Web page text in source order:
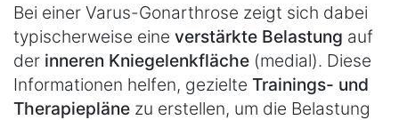
Bei einer Varus-Gonarthrose zeigt sich dabei
typischerweise eine verstärkte Belastung auf
der inneren Kniegelenkfläche (medial). Diese
Informationen helfen, gezielte Trainings- und
Therapiepläne zu erstellen, um die Belastung